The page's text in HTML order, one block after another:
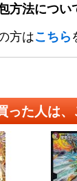
方法につい
方はこちら
った人は